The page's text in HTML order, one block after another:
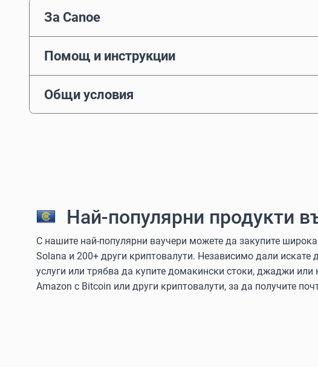
За Canoe
Помощ и инструкции
Общи условия
Най-популярни продукти
С нашите най-популярни ваучери можете да закупите
Solana и 200+ други криптовалути. Независимо дали
услуги или трябва да купите домакински стоки, джаджи
Amazon с Bitcoin или други криптовалути, за да получите